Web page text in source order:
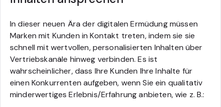
In dieser neuen Ära der digitalen Ermüdung müssen
Marken mit Kunden in Kontakt treten, indem sie sie
schnell mit wertvollen, personalisierten Inhalten über
Vertriebskanäle hinweg verbinden. Es ist
wahrscheinlicher, dass Ihre Kunden Ihre Inhalte für
einen Konkurrenten aufgeben, wenn Sie ein qualitativ
minderwertiges Erlebnis/Erfahrung anbieten, wie z. B.: